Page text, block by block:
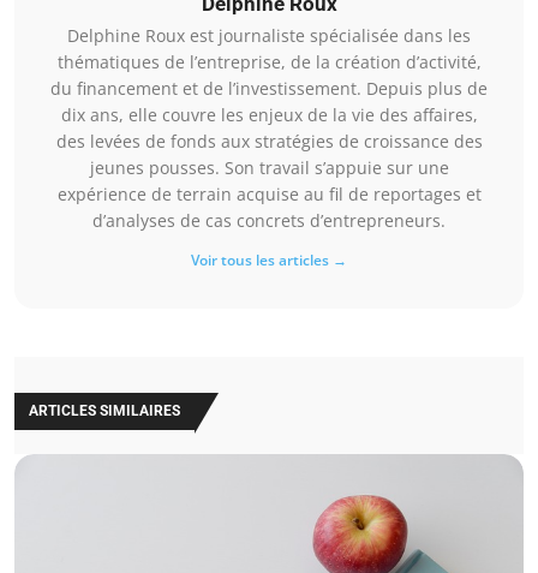
Delphine Roux est journaliste spécialisée dans les
thématiques de l’entreprise, de la création d’activité,
du financement et de l’investissement. Depuis plus de
dix ans, elle couvre les enjeux de la vie des affaires,
des levées de fonds aux stratégies de croissance des
jeunes pousses. Son travail s’appuie sur une
expérience de terrain acquise au fil de reportages et
d’analyses de cas concrets d’entrepreneurs.
Voir tous les articles →
ARTICLES SIMILAIRES